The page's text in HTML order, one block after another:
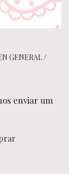
GENERAL/
enviar um